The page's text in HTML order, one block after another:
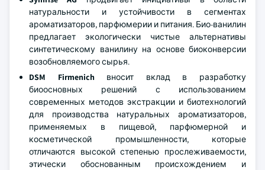
натуральности и устойчивости в сегментах
ароматизаторов, парфюмерии и питания. Био-ванилин
предлагает экологически чистые альтернативы
синтетическому ванилину на основе биоконверсии
возобновляемого сырья.
DSM Firmenich вносит вклад в разработку
биоосновных решений с использованием
современных методов экстракции и биотехнологий
для производства натуральных ароматизаторов,
применяемых в пищевой, парфюмерной и
косметической промышленности, которые
отличаются высокой степенью прослеживаемости,
этически обоснованным происхождением и